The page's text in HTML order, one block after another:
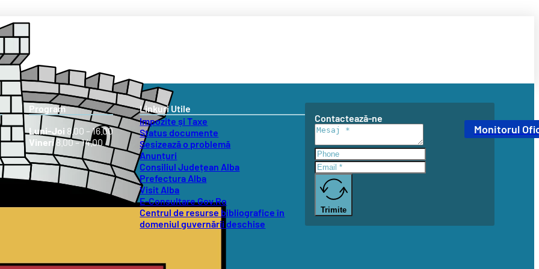
Monitorul
Program
Luni-Joi 8.00 – 16.00
Vineri8.00 – 14.00
Linkuri Utile
Impozite și Taxe
Status documente
Sesizează o problemă
Anunțuri
Consiliul Județean Alba
Prefectura Alba
Visit Alba
E-Consultare Gov.Ro
Centrul de resurse bibliografice în
domeniul guvernării deschise
Contactează-ne
Trimite